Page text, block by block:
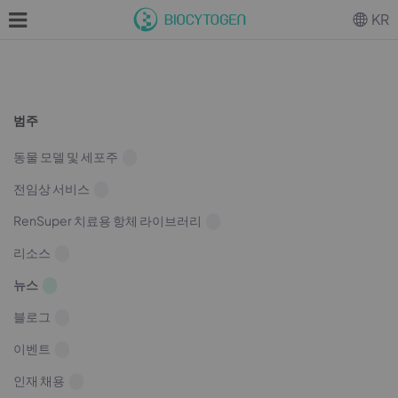
범주
동물 모델 및 세포주
전임상 서비스
RenSuper 치료용 항체 라이브러리
리소스
뉴스
블로그
이벤트
인재 채용
KR